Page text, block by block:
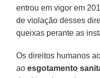
entrou em vigor em
de violação desses
queixas perante as
Os direitos humanos
aoesgotamento